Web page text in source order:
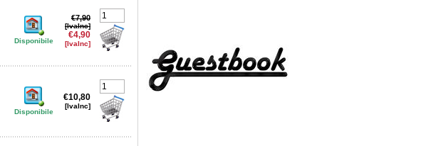
Disponibile
€7,90
[IvaInc]
€4,90
[IvaInc]
Disponibile
€10,80
[IvaInc]